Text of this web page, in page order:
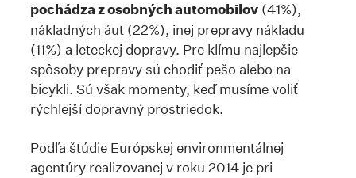
pochádza z osobných automobilov (41%),
nákladných áut (22%), inej prepravy nákladu
(11%) a leteckej dopravy. Pre klímu najlepšie
spôsoby prepravy sú chodiť pešo alebo na
bicykli. Sú však momenty, keď musíme voliť
rýchlejší dopravný prostriedok.
Podľa štúdie Európskej environmentálnej
agentúry realizovanej v roku 2014 je pri